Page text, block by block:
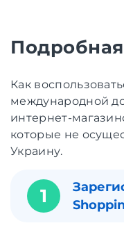
Как
международной
интернет-
которые не
Украину.
1